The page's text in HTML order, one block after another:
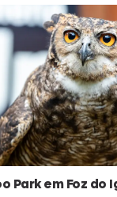
Park em Foz do